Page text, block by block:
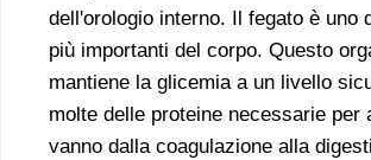
dell'orologio interno. Il fegato è uno
più importanti del corpo. Questo
mantiene la glicemia a un livello
molte delle proteine necessarie per
vanno dalla coagulazione alla